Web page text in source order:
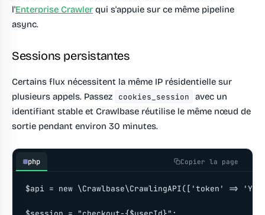
l'Enterprise Crawler qui s'appuie sur ce même pipeline
async.
Sessions persistantes
Certains flux nécessitent la même IP résidentielle sur
plusieurs appels. Passez
cookies_session
avec un
identifiant stable et Crawlbase réutilise le même nœud de
sortie pendant environ 30 minutes.
php Copier la page
$api = new \Crawlbase\CrawlingAPI(['token' =>